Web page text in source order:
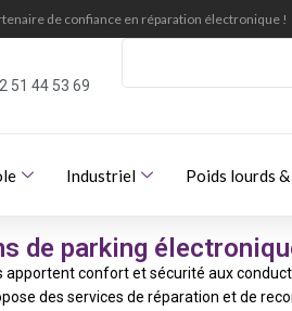
de confiance en réparation électronique !
51 44 53 69
Industriel Poids lourds
de parking
apportent confort et sécurité aux
des services de réparation et de